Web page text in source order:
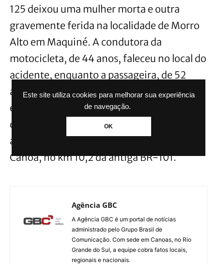
Este site utiliza cookies para melhorar sua experiência
de navegação.
OK
125 deixou uma mulher morta e outra
gravemente ferida na localidade de Morro
Alto em Maquiné. A condutora da
motocicleta, de 44 anos, faleceu no local do
acidente, enquanto a passageira, de 52
anos, foi socorrida e levada ao hospital em
estado grave. A condutora do automóvel,
de 47 anos, também sofreu ferimentos. O
acidente ocorreu no acesso a Capão da
Canoa, no km 10,2 da antiga BR-101.
Agência GBC
A Agência GBC é um portal de notícias
administrado pelo Grupo Brasil de
Comunicação. Com sede em Canoas, no Rio
Grande do Sul, a equipe cobra fatos locais,
regionais e nacionais.